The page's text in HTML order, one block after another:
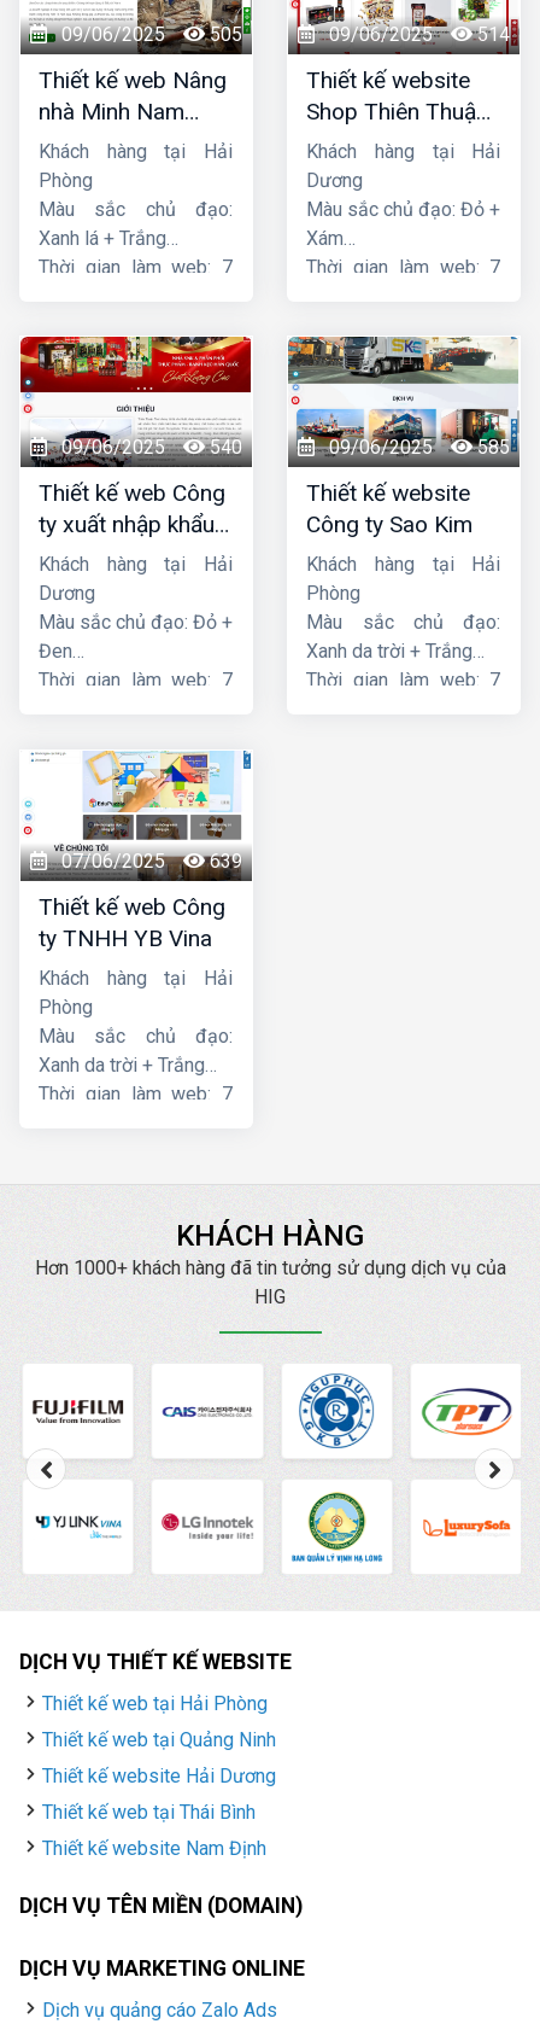
09/06/2025 505
Thiết kế web Nâng
nhà Minh Nam
Hoàng
Khách hàng tại Hải
Phòng
Màu sắc chủ đạo:
Xanh lá + Trắng
Thời gian làm web: 7
09/06/2025 514
Thiết kế website
Shop Thiên Thuận
Phát
Khách hàng tại Hải
Dương
Màu sắc chủ đạo: Đỏ +
Xám
Thời gian làm web: 7
09/06/2025 540
Thiết kế web Công
ty xuất nhập khẩu
Thiên Thuận Phát
Khách hàng tại Hải
Dương
Màu sắc chủ đạo: Đỏ +
Đen
Thời gian làm web: 7
09/06/2025 585
Thiết kế website
Công ty Sao Kim
Khách hàng tại Hải
Phòng
Màu sắc chủ đạo:
Xanh da trời + Trắng
Thời gian làm web: 7
07/06/2025 639
Thiết kế web Công
ty TNHH YB Vina
Khách hàng tại Hải
Phòng
Màu sắc chủ đạo:
Xanh da trời + Trắng
Thời gian làm web: 7
KHÁCH HÀNG
Hơn 1000+ khách hàng đã tin tưởng sử dụng dịch vụ của
HIG
DỊCH VỤ THIẾT KẾ WEBSITE
Thiết kế web tại Hải Phòng
Thiết kế web tại Quảng Ninh
Thiết kế website Hải Dương
Thiết kế web tại Thái Bình
Thiết kế website Nam Định
DỊCH VỤ TÊN MIỀN (DOMAIN)
DỊCH VỤ MARKETING ONLINE
Dịch vụ quảng cáo Zalo Ads